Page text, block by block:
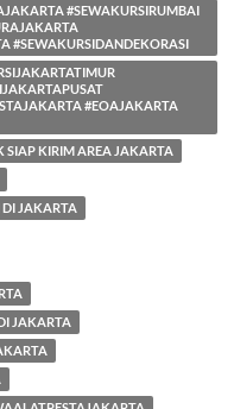
#SEWAKURSIRUMBAI
#SEWAKURSIDANDEKORASI
#EOAJAKARTA
SIAP KIRIM AREA JAKARTA
DI JAKARTA
JAKARTA